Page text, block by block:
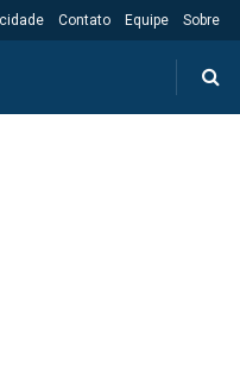
Contato Equipe Sobre